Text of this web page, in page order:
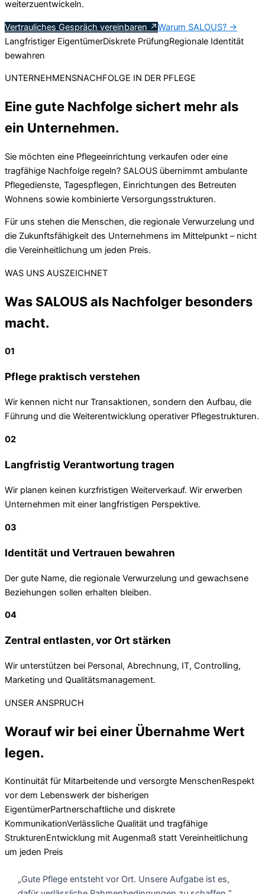
weiterzuentwickeln.
Vertrauliches Gespräch vereinbaren ↗Warum SALOUS? →
Langfristiger EigentümerDiskrete PrüfungRegionale Identität
bewahren
UNTERNEHMENSNACHFOLGE IN DER PFLEGE
Eine gute Nachfolge sichert mehr als
ein Unternehmen.
Sie möchten eine Pflegeeinrichtung verkaufen oder eine
tragfähige Nachfolge regeln? SALOUS übernimmt ambulante
Pflegedienste, Tagespflegen, Einrichtungen des Betreuten
Wohnens sowie kombinierte Versorgungsstrukturen.
Für uns stehen die Menschen, die regionale Verwurzelung und
die Zukunftsfähigkeit des Unternehmens im Mittelpunkt – nicht
die Vereinheitlichung um jeden Preis.
WAS UNS AUSZEICHNET
Was SALOUS als Nachfolger besonders
macht.
01
Pflege praktisch verstehen
Wir kennen nicht nur Transaktionen, sondern den Aufbau, die
Führung und die Weiterentwicklung operativer Pflegestrukturen.
02
Langfristig Verantwortung tragen
Wir planen keinen kurzfristigen Weiterverkauf. Wir erwerben
Unternehmen mit einer langfristigen Perspektive.
03
Identität und Vertrauen bewahren
Der gute Name, die regionale Verwurzelung und gewachsene
Beziehungen sollen erhalten bleiben.
04
Zentral entlasten, vor Ort stärken
Wir unterstützen bei Personal, Abrechnung, IT, Controlling,
Marketing und Qualitätsmanagement.
UNSER ANSPRUCH
Worauf wir bei einer Übernahme Wert
legen.
Kontinuität für Mitarbeitende und versorgte MenschenRespekt
vor dem Lebenswerk der bisherigen
EigentümerPartnerschaftliche und diskrete
KommunikationVerlässliche Qualität und tragfähige
StrukturenEntwicklung mit Augenmaß statt Vereinheitlichung
um jeden Preis
„Gute Pflege entsteht vor Ort. Unsere Aufgabe ist es,